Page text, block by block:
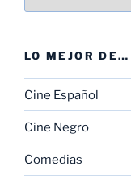
LO MEJOR DE…
Cine Español
Cine Negro
Comedias